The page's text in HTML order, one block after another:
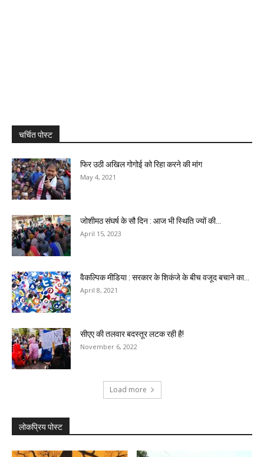
चर्चित पोस्ट
फिर उठी अखिल गोगोई को रिहा करने की मांग
May 4, 2021
जोशीमठ संघर्ष के सौ दिन : आज भी स्थिति ज्यों की...
April 15, 2023
वैकल्पिक मीडिया : सरकार के शिकंजे के बीच वजूद बचाने का...
April 8, 2021
सीएए की तलवार बदस्तूर लटक रही है!
November 6, 2022
Load more
लोकप्रिय पोस्ट